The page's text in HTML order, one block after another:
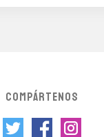
COMPÁRTENOS